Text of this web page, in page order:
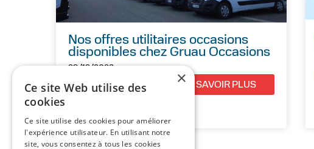
Nos offres utilitaires occasions
disponibles chez Gruau Occasions
29/12/2023
EN SAVOIR PLUS
1 2 > >>
×
Ce site Web utilise des
cookies
Ce site utilise des cookies pour améliorer
l'expérience utilisateur. En utilisant notre
site, vous consentez à tous les cookies